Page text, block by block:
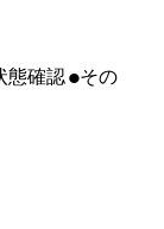
態確認 ●その